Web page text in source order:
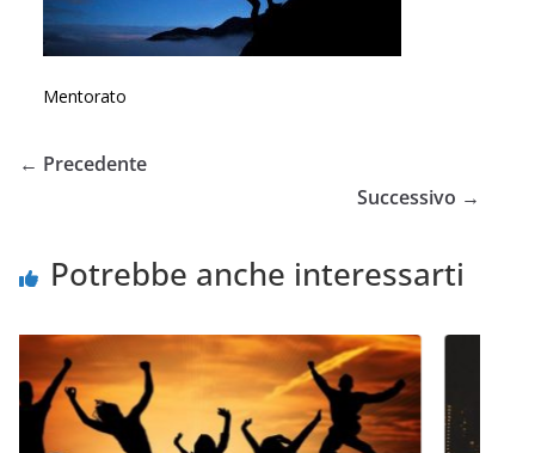
Mentorato
← Precedente
Successivo →
Potrebbe anche interessarti